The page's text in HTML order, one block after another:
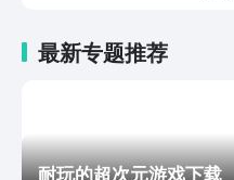
最新专题推荐
耐玩的超次元游戏下载